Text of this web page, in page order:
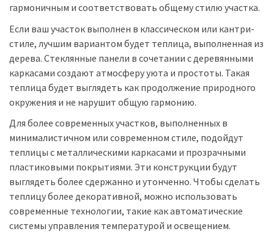
гармоничным и соответствовать общему стилю участка.
Если ваш участок выполнен в классическом или кантри-
стиле, лучшим вариантом будет теплица, выполненная из
дерева. Стеклянные панели в сочетании с деревянными
каркасами создают атмосферу уюта и простоты. Такая
теплица будет выглядеть как продолжение природного
окружения и не нарушит общую гармонию.
Для более современных участков, выполненных в
минималистичном или современном стиле, подойдут
теплицы с металлическими каркасами и прозрачными
пластиковыми покрытиями. Эти конструкции будут
выглядеть более сдержанно и утонченно. Чтобы сделать
теплицу более декоративной, можно использовать
современные технологии, такие как автоматические
системы управления температурой и освещением.